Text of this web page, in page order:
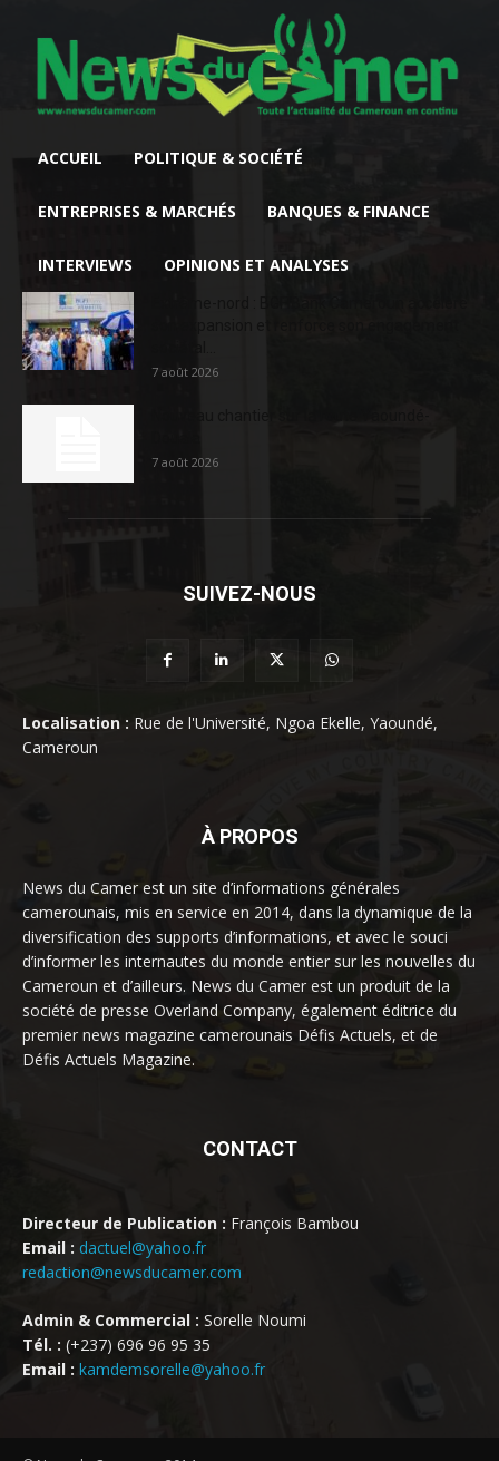
ACCUEIL POLITIQUE & SOCIÉTÉ
ENTREPRISES & MARCHÉS BANQUES & FINANCE
INTERVIEWS OPINIONS ET ANALYSES
7 août 2026
7 août 2026
SUIVEZ-NOUS
Localisation : Rue de l'Université, Ngoa Ekelle, Yaoundé,
Cameroun
À PROPOS
News du Camer est un site d’informations générales
camerounais, mis en service en 2014, dans la dynamique de la
diversification des supports d’informations, et avec le souci
d’informer les internautes du monde entier sur les nouvelles du
Cameroun et d’ailleurs. News du Camer est un produit de la
société de presse Overland Company, également éditrice du
premier news magazine camerounais Défis Actuels, et de
Défis Actuels Magazine.
CONTACT
Directeur de Publication : François Bambou
Email : dactuel@yahoo.fr
redaction@newsducamer.com
Admin & Commercial : Sorelle Noumi
Tél. : (+237) 696 96 95 35
Email : kamdemsorelle@yahoo.fr